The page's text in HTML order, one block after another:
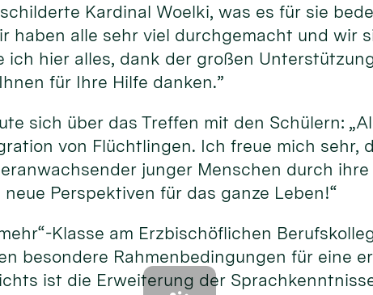
Kardinal Woelki, was es für sie
haben alle sehr viel durchgemacht und wir
hier alles, dank der großen
für Ihre Hilfe danken.”
sich über das Treffen mit den Schülern:
von Flüchtlingen. Ich freue mich sehr,
junger Menschen durch
Perspektiven für das ganze Leben!“
Klasse am Erzbischöflichen
besondere Rahmenbedingungen für eine
ist die Erweiterung der